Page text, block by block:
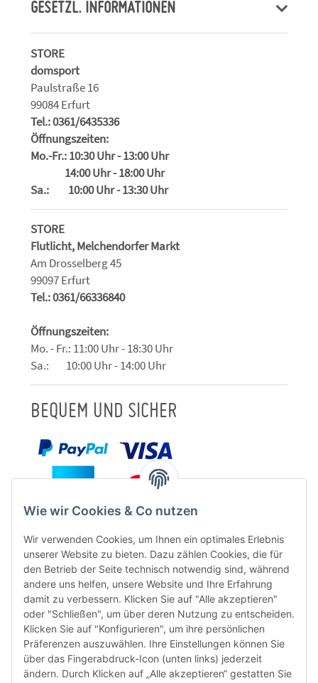
GESETZL. INFORMATIONEN
STORE
domsport
Paulstraße 16
99084 Erfurt
Tel.: 0361/6435336
Öffnungszeiten:
Mo.-Fr.: 10:30 Uhr - 13:00 Uhr
14:00 Uhr - 18:00 Uhr
Sa.: 10:00 Uhr - 13:30 Uhr
STORE
Flutlicht, Melchendorfer Markt
Am Drosselberg 45
99097 Erfurt
Tel.: 0361/66336840
Öffnungszeiten:
Mo. - Fr.: 11:00 Uhr - 18:30 Uhr
Sa.: 10:00 Uhr - 14:00 Uhr
BEQUEM UND SICHER
FÜR EUCH UNTERWEGS
Wie wir Cookies & Co nutzen
Wir verwenden Cookies, um Ihnen ein optimales Erlebnis
unserer Website zu bieten. Dazu zählen Cookies, die für
den Betrieb der Seite technisch notwendig sind, während
andere uns helfen, unsere Website und Ihre Erfahrung
damit zu verbessern. Klicken Sie auf "Alle akzeptieren"
oder "Schließen", um über deren Nutzung zu entscheiden.
Klicken Sie auf "Konfigurieren", um ihre persönlichen
Präferenzen auszuwählen. Ihre Einstellungen können Sie
über das Fingerabdruck-Icon (unten links) jederzeit
ändern. Durch Klicken auf „Alle akzeptieren“ gestatten Sie